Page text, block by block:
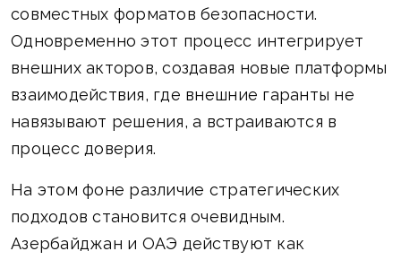
совместных форматов безопасности.
Одновременно этот процесс интегрирует
внешних акторов, создавая новые платформы
взаимодействия, где внешние гаранты не
навязывают решения, а встраиваются в
процесс доверия.
На этом фоне различие стратегических
подходов становится очевидным.
Азербайджан и ОАЭ действуют как